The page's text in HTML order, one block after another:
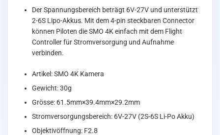
Der Spannungsbereich beträgt 6V-27V und unterstützt
2-6S Lipo-Akkus. Mit dem 4-pin steckbaren Connector
können Piloten die SMO 4K einfach mit dem Flight
Controller für Stromversorgung und Aufnahme
verbinden.
Artikel: SMO 4K Kamera
Gewicht: 30g
Grösse: 61.5mm×39.4mm×29.2mm
Stromversorgungsbereich: 6V-27V (2S-6S Li-Po Akku)
Objektivöffnung: F2.8